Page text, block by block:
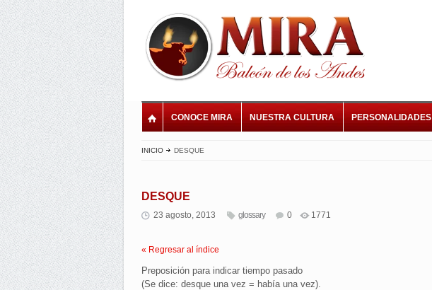
CONOCE MIRA NUESTRA CULTURA PERSONALIDADES
INICIO DESQUE
DESQUE
23 agosto, 2013 glossary 0 1771
« Regresar al índice
Preposición para indicar tiempo pasado
(Se dice: desque una vez = había una vez).